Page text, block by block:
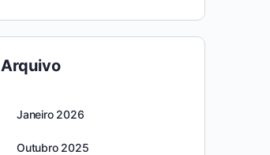
Arquivo
Janeiro 2026
Outubro 2025